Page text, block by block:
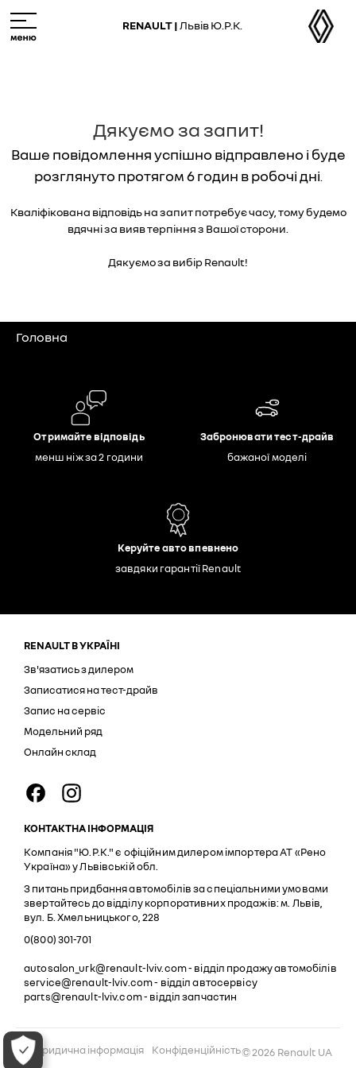
to
main
RENAULT | Львів Ю.Р.К.
Дякуємо за запит!
Ваше повідомлення успішно відправлено і буде
розглянуто протягом 6 годин в робочі дні
Кваліфікована відповідь на запит потребує часу, тому будемо
вдячні за вияв терпіння з Вашої сторони.
Дякуємо за вибір Renault!
Головна
Отримайте відповідь
менш ніж за 2 години
Забронювати тест-драйв
бажаної моделі
Керуйте авто впевнено
завдяки гарантії Renault
RENAULT В УКРАЇНІ
Зв'язатись з дилером
Записатися на тест-драйв
Запис на сервіс
Модельний ряд
Онлайн склад
КОНТАКТНА ІНФОРМАЦІЯ
Компанія "Ю.Р.К." є офіційним дилером імпортера АТ «Рено
Україна» у Львівській обл.
З питань придбання автомобілів за спеціальними умовами
звертайтесь до відділу корпоративних продажів: м. Львів,
вул. Б. Хмельницького, 228
0(800) 301-701
autosalon_urk@renault-lviv.com- відділ продажу автомобілів
service@renault-lviv.com- відділ автосервісу
parts@renault-lviv.com- відділ запчастин
Юридична інформація Конфіденційність© 2026 Renault UA